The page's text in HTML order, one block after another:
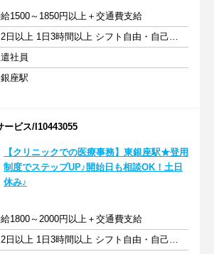
1500～1850円以上＋交通費支給
週2日以上 1日3時間以上 シフト自由・自己申告
社員
座駅
ービス/I10443055
【クリニックでの医療事務】東銀座駅★登用
制度でステップUP♪開始日も相談OK！土日
休み♪
1800～2000円以上＋交通費支給
週2日以上 1日3時間以上 シフト自由・自己申告